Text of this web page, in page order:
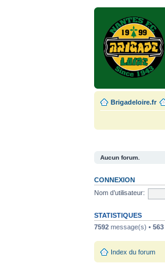
Brigadeloire.fr
Aucun forum.
CONNEXION
Nom d’utilisateur:
STATISTIQUES
7592 message(s) •563
Index du forum